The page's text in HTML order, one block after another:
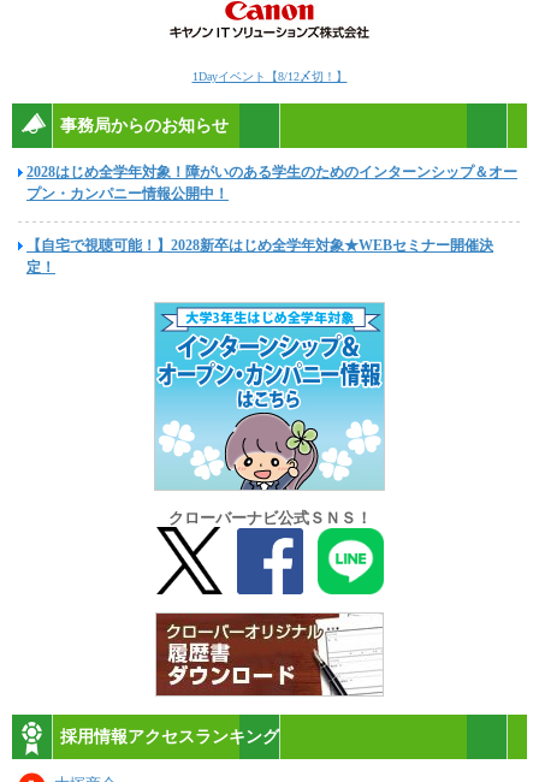
1Dayイベント【8/12〆切！】
事務局からのお知らせ
2028はじめ全学年対象！障がいのある学生のためのインターンシップ＆オー
プン・カンパニー情報公開中！
【自宅で視聴可能！】2028新卒はじめ全学年対象★WEBセミナー開催決
定！
クローバーナビ公式ＳＮＳ！
採用情報アクセスランキング